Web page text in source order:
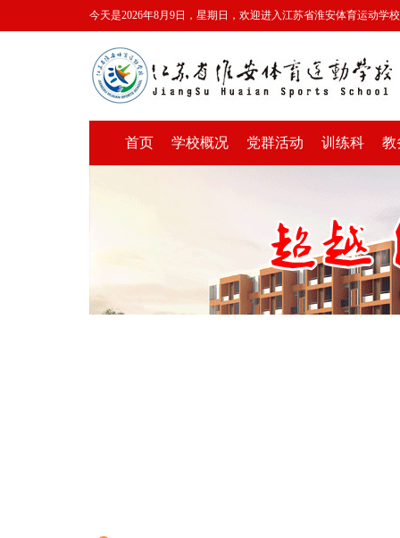
今天是2026年8月9日，星期日，欢迎进入江苏省淮安体育运动学
首页 学校概况 党群活动 训练科 教